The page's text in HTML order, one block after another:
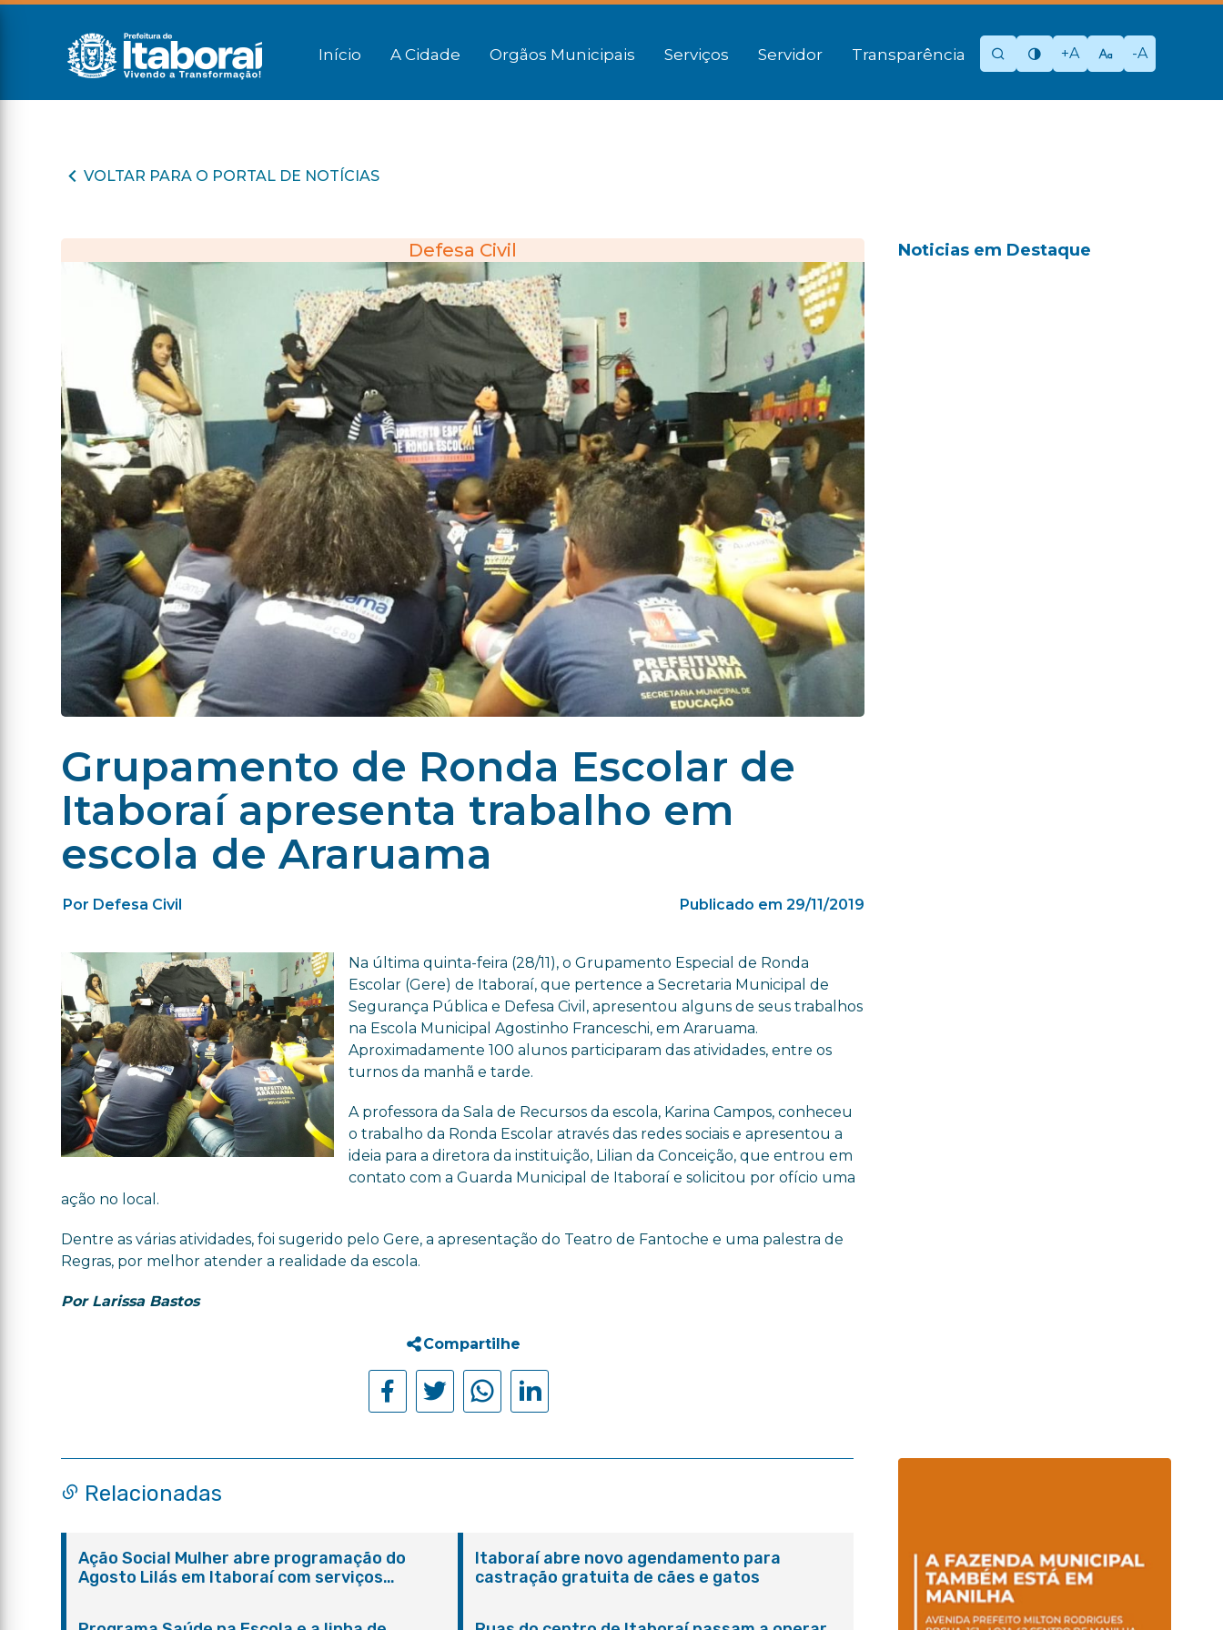
Início A Cidade Orgãos Municipais Serviços Servidor Transparência +A -A
VOLTAR PARA O PORTAL DE NOTÍCIAS
Defesa Civil
Grupamento de Ronda Escolar de
Itaboraí apresenta trabalho em
escola de Araruama
Por Defesa Civil Publicado em 29/11/2019
Na última quinta-feira (28/11), o Grupamento Especial de Ronda
Escolar (Gere) de Itaboraí, que pertence a Secretaria Municipal de
Segurança Pública e Defesa Civil, apresentou alguns de seus trabalhos
na Escola Municipal Agostinho Franceschi, em Araruama.
Aproximadamente 100 alunos participaram das atividades, entre os
turnos da manhã e tarde.
A professora da Sala de Recursos da escola, Karina Campos, conheceu
o trabalho da Ronda Escolar através das redes sociais e apresentou a
ideia para a diretora da instituição, Lilian da Conceição, que entrou em
contato com a Guarda Municipal de Itaboraí e solicitou por ofício uma
ação no local.
Dentre as várias atividades, foi sugerido pelo Gere, a apresentação do Teatro de Fantoche e uma palestra de
Regras, por melhor atender a realidade da escola.
Por Larissa Bastos
Compartilhe
Noticias em Destaque
Relacionadas
Ação Social Mulher abre programação do
Agosto Lilás em Itaboraí com serviços
Itaboraí abre novo agendamento para
castração gratuita de cães e gatos